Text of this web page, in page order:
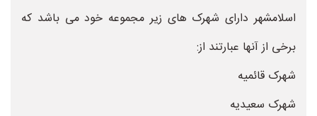
اسلامشهر دارای شهرک های زیر مجموعه خود می باشد که
برخی از آنها عبارتند از:
شهرک قائمیه
شهرک سعیدیه